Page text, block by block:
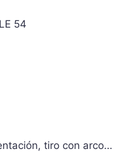
54
tiro con arco…